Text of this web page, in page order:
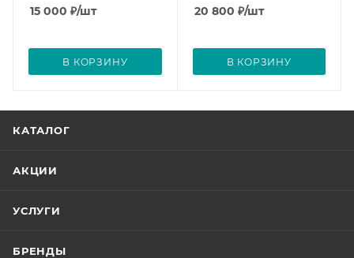
15 000 ₽/шт
В КОРЗИНУ
20 800 ₽/шт
В КОРЗИНУ
КАТАЛОГ
АКЦИИ
УСЛУГИ
БРЕНДЫ